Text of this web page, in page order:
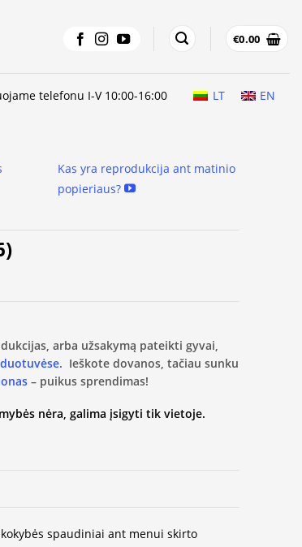
€0.00
telefonu I-V 10:00-16:00 LT EN
Kas yra reprodukcija ant matinio
popieriaus?
arba užsakymą pateikti gyvai,
Ieškote dovanos, tačiau sunku
– puikus sprendimas!
nėra, galima įsigyti tik vietoje.
spaudiniai ant menui skirto